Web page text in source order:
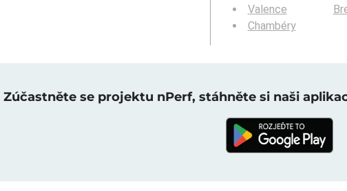
Valence
Chambéry
Zúčastněte se projektu nPerf, stáhněte si naši